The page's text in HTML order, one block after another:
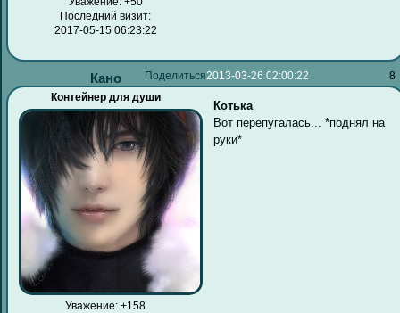
Последний визит:
2017-05-15 06:23:22
Поделиться 8
2013-03-26 02:00:22
Кано
Контейнер для души
Уважение: +158
Котька
Вот перепугалась... *поднял на
руки*